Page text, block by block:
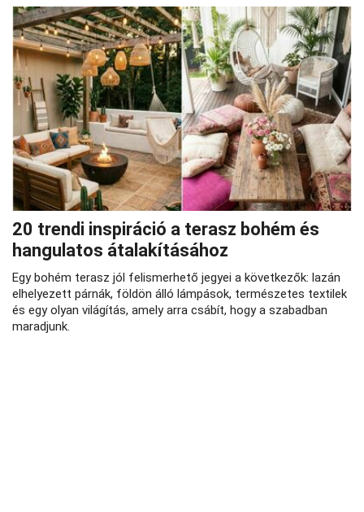
20 trendi inspiráció a terasz bohém és
hangulatos átalakításához
Egy bohém terasz jól felismerhető jegyei a következők: lazán
elhelyezett párnák, földön álló lámpások, természetes textilek
és egy olyan világítás, amely arra csábít, hogy a szabadban
maradjunk.